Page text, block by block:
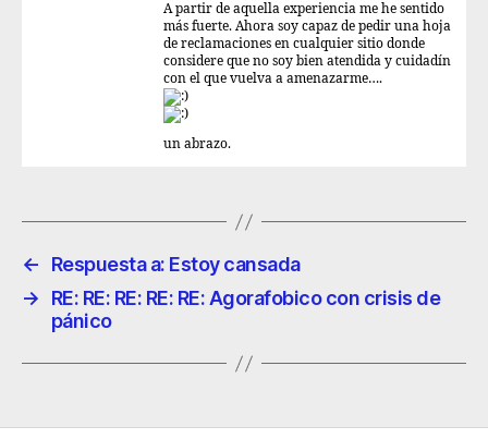
A partir de aquella experiencia me he sentido
más fuerte. Ahora soy capaz de pedir una hoja
de reclamaciones en cualquier sitio donde
considere que no soy bien atendida y cuidadín
con el que vuelva a amenazarme….
un abrazo.
←
Respuesta a: Estoy cansada
→
RE: RE: RE: RE: RE: Agorafobico con crisis de
pánico